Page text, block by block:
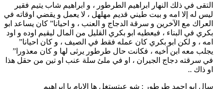
التقى في ذلك النهار ابراهيم الطرطور ، و ابراهيم شاب يتيم فقير
ليس له إلا امه و بيت طيني قديم مهلهل ، لا يعمل و يقضي اوقاته في
العراك مع الآخرين و سرقة الدجاج و العنب ، و احيانا” كان يساعد ابو
بكري في البناء ، فيعطيه ابو بكري القليل من المال ليقيم اوده و اود
امه ، و لكن ابو بكري كان عمله فقط في الصيف ، و كان احيانا”
يجلب معه ابن أخيه ، فكانت حال طرطور يرثى لها و كان معذورا”
في سرقته دجاج الجيران ، او في ملئ سلة عنب او تين من حقل هذا
او ذاك ..
سال ابو احمد طرطور : شو عبتستغل ها الايام يا ابراهيم